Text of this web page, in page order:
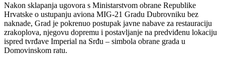
Nakon sklapanja ugovora s Ministarstvom obrane Republike
Hrvatske o ustupanju aviona MIG-21 Gradu Dubrovniku bez
naknade, Grad je pokrenuo postupak javne nabave za restauraciju
zrakoplova, njegovu dopremu i postavljanje na predviđenu lokaciju
ispred tvrđave Imperial na Srđu – simbola obrane grada u
Domovinskom ratu.